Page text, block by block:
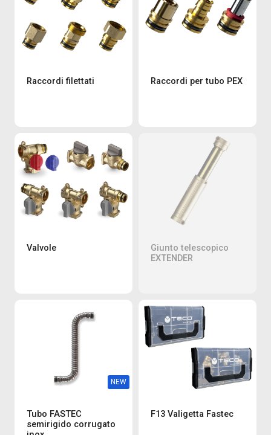
Raccordi filettati Raccordi per tubo PEX
Valvole
Giunto telescopico
EXTENDER
NEW
Tubo FASTEC
semirigido corrugato
F13 Valigetta Fastec